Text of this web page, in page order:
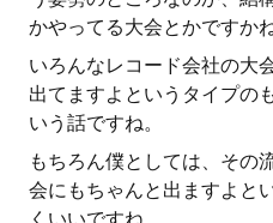
かやってる大会とかですかね
いろんなレコード会社の大
出てますよというタイプの
いう話ですね。
もちろん僕としては、その
会にもちゃんと出ますよと